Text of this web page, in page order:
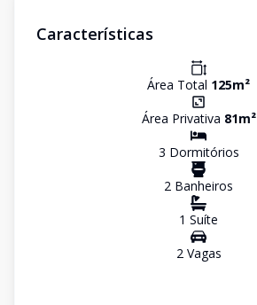
Características
Área Total 125m²
Área Privativa 81m²
3 Dormitórios
2 Banheiros
1 Suíte
2Vagas